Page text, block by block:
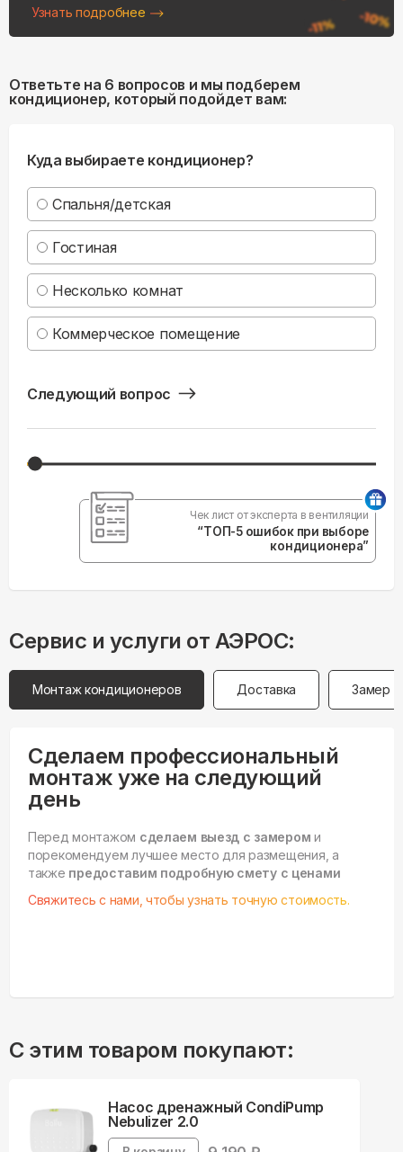
Узнать подробнее
Ответьте на 6 вопросов и мы подберем
кондиционер, который подойдет вам:
Куда выбираете кондиционер?
Спальня/детская
Гостиная
Несколько комнат
Коммерческое помещение
Следующий вопрос
Чек лист от эксперта в вентиляции
“ТОП-5 ошибок при выборе
кондиционера”
Сервис и услуги от АЭРОС:
Монтаж кондиционеров Доставка Замер
Сделаем профессиональный
монтаж уже на следующий
день
Перед монтажом сделаем выезд с замером и
порекомендуем лучшее место для размещения, а
также предоставим подробную смету с ценами
Свяжитесь с нами, чтобы узнать точную стоимость.
С этим товаром покупают:
Насос дренажный CondiPump
Nebulizer 2.0